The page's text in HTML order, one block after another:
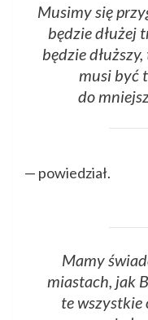
Musimy się
będzie dłużej
będzie
musi być
do
— powiedział.
Mamy
miastach, jak
te wszystkie